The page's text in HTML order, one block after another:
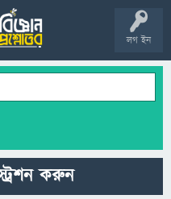
লগ ইন
করুন